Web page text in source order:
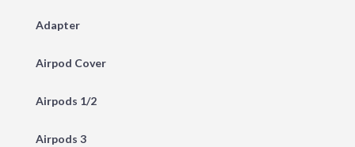
Adapter
Airpod Cover
Airpods 1/2
Airpods 3